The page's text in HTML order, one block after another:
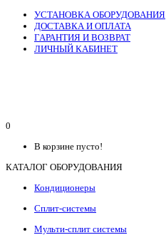
УСТАНОВКА ОБОРУДОВАНИЯ
ДОСТАВКА И ОПЛАТА
ГАРАНТИЯ И ВОЗВРАТ
ЛИЧНЫЙ КАБИНЕТ
0
В корзине пусто!
КАТАЛОГ ОБОРУДОВАНИЯ
Кондиционеры
Сплит-системы
Мульти-сплит системы